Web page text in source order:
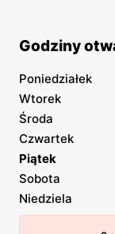
Godziny
Poniedziałek
Wtorek
Środa
Czwartek
Piątek
Sobota
Niedziela